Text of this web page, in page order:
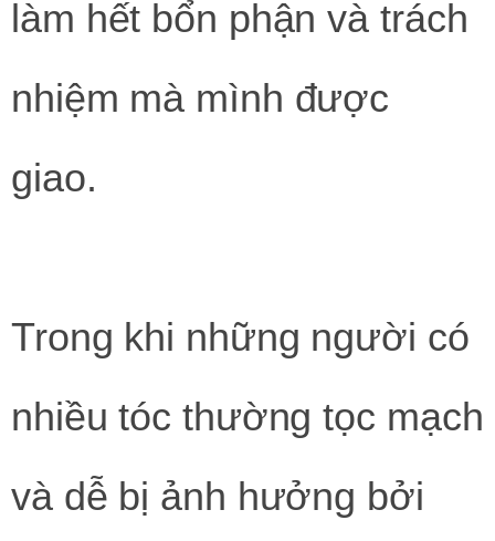
làm hết bổn phận và trách
nhiệm mà mình được
giao.
Trong khi những người có
nhiều tóc thường tọc mạch
và dễ bị ảnh hưởng bởi